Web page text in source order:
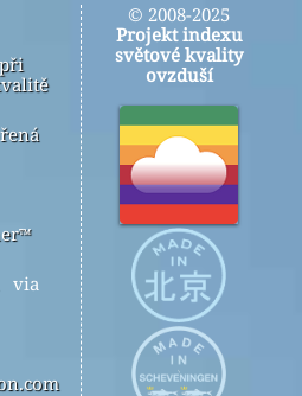
via
© 2008-2025
Projekt indexu
světové kvality
ovzduší